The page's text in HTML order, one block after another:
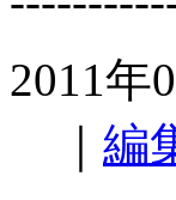
2011年
編